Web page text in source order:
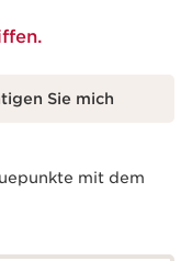
Sie mich
mit dem